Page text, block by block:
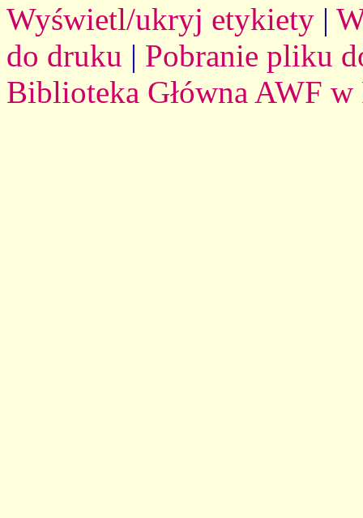
Wyświetl/ukryj etykiety |
do druku | Pobranie pliku
Biblioteka Główna AWF w